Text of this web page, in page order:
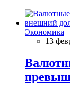
Экономика
13